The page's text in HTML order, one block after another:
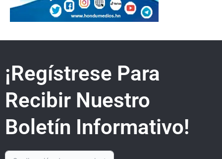
¡Regístrese Para
Recibir Nuestro
Boletín Informativo!